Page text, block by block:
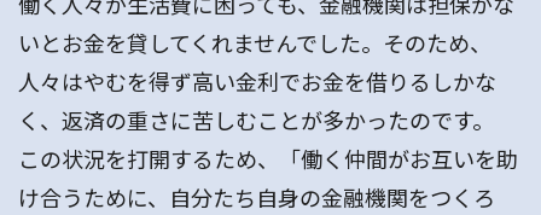
いとお金を貸してくれませんでした。そのため、
人々はやむを得ず高い金利でお金を借りるしかな
く、返済の重さに苦しむことが多かったのです。
この状況を打開するため、「働く仲間がお互いを助
け合うために、自分たち自身の金融機関をつくろ